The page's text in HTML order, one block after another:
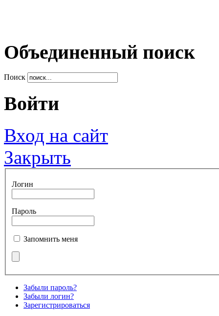
Объединенный поиск
Поиск
Войти
Вход на сайт
Закрыть
Логин
Пароль
Запомнить меня
Забыли пароль?
Забыли логин?
Зарегистрироваться